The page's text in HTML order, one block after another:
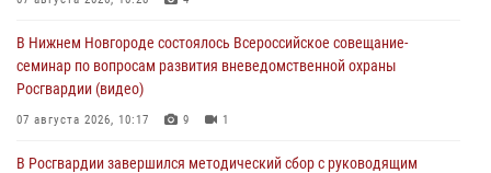
В Нижнем Новгороде состоялось Всероссийское совещание-
семинар по вопросам развития вневедомственной охраны
Росгвардии (видео)
07 августа 2026, 10:17 9 1
В Росгвардии завершился методический сбор с руководящим